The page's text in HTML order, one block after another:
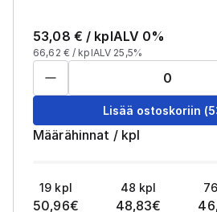
53,08 € / kplALV 0%
66,62 € / kplALV 25,5%
Lisää ostoskoriin (
Määrähinnat / kpl
19 kpl
50,96€
48 kpl
48,83€
76